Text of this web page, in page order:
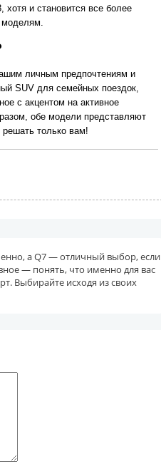
и становится все более
личным предпочтениям и
SUV для семейных поездок,
с акцентом на активное
обе модели представляют
только вам!
а Q7 — отличный выбор, если
— понять, что именно для вас
Выбирайте исходя из своих